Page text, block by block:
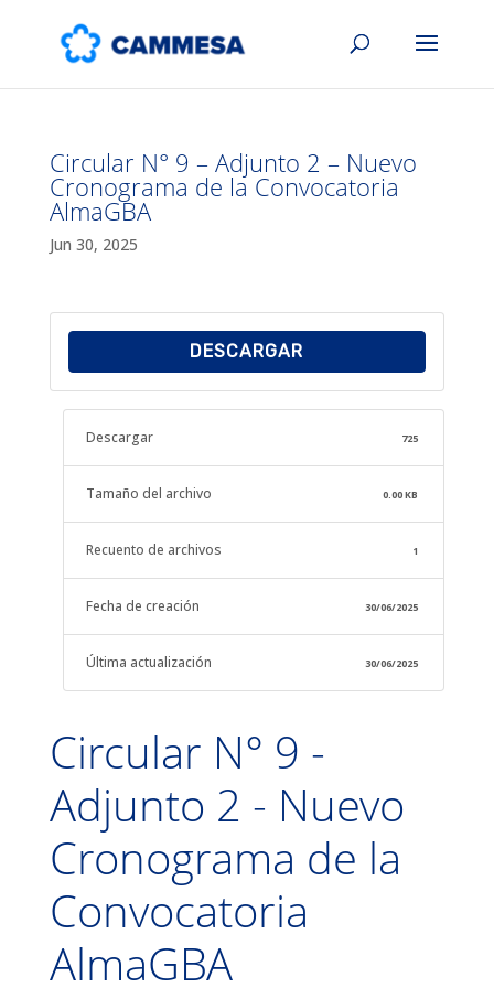
Circular N° 9 – Adjunto 2 – Nuevo
Cronograma de la Convocatoria
AlmaGBA
Jun 30, 2025
DESCARGAR
Descargar 725
Tamaño del archivo 0.00 KB
Recuento de archivos 1
Fecha de creación 30/06/2025
Última actualización 30/06/2025
Circular N° 9 -
Adjunto 2 - Nuevo
Cronograma de la
Convocatoria
AlmaGBA